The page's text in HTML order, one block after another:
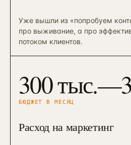
Уже вышли из «попробуем
про выживание, а про
потоком клиентов.
300
БЮДЖЕТ В МЕСЯЦ
Расход на маркетинг